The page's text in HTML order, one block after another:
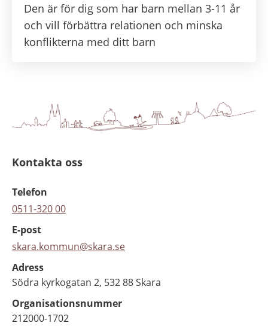
Den är för dig som har barn mellan 3-11 år
och vill förbättra relationen och minska
konflikterna med ditt barn
Kontakta oss
Telefon
0511-320 00
E-post
skara.kommun@skara.se
Adress
Södra kyrkogatan 2, 532 88 Skara
Organisationsnummer
212000-1702